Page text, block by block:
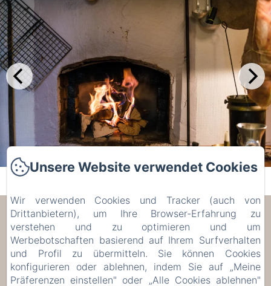
Les Trois Voisins
17 Rue de Bohée, Bourseigne-Vieille, 5575,
Belgien
etiennecambier@yahoo.fr
Unsere Website verwendet Cookies
Wir verwenden Cookies und Tracker (auch von
Drittanbietern), um Ihre Browser-Erfahrung zu
verstehen und zu optimieren und um
Werbebotschaften basierend auf Ihrem Surfverhalten
und Profil zu übermitteln. Sie können Cookies
konfigurieren oder ablehnen, indem Sie auf „Meine
Präferenzen einstellen" oder „Alle Cookies ablehnen"